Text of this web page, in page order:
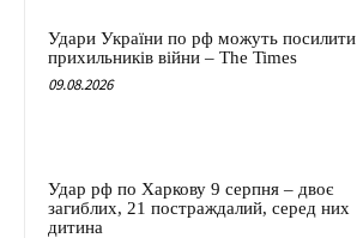
Удари України по рф можуть посилити
прихильників війни – The Times
09.08.2026
Удар рф по Харкову 9 серпня – двоє
загиблих, 21 постраждалий, серед них
дитина